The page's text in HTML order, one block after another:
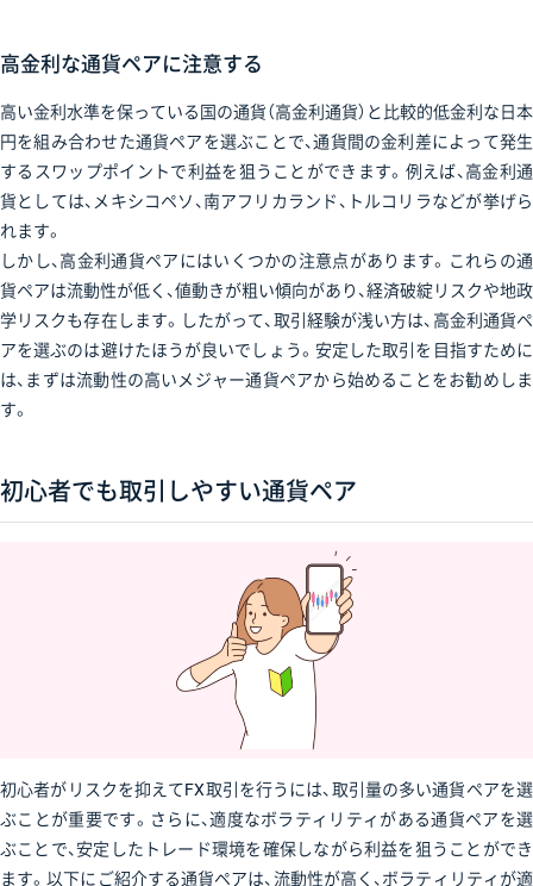
高金利な通貨ペアに注意する
高い金利水準を保っている国の通貨（高金利通貨）と比較的低金利な日本
円を組み合わせた通貨ペアを選ぶことで、通貨間の金利差によって発生
するスワップポイントで利益を狙うことができます。例えば、高金利通
貨としては、メキシコペソ、南アフリカランド、トルコリラなどが挙げら
れます。
しかし、高金利通貨ペアにはいくつかの注意点があります。これらの通
貨ペアは流動性が低く、値動きが粗い傾向があり、経済破綻リスクや地政
学リスクも存在します。したがって、取引経験が浅い方は、高金利通貨ペ
アを選ぶのは避けたほうが良いでしょう。安定した取引を目指すために
は、まずは流動性の高いメジャー通貨ペアから始めることをお勧めしま
す。
初心者でも取引しやすい通貨ペア
初心者がリスクを抑えてFX取引を行うには、取引量の多い通貨ペアを選
ぶことが重要です。さらに、適度なボラティリティがある通貨ペアを選
ぶことで、安定したトレード環境を確保しながら利益を狙うことができ
ます。以下にご紹介する通貨ペアは、流動性が高く、ボラティリティが適